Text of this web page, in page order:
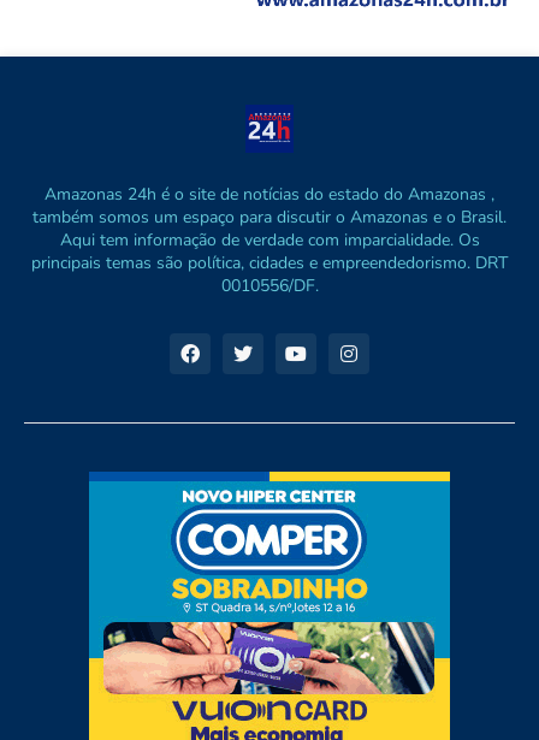
Amazonas 24h é o site de notícias do estado do Amazonas ,
também somos um espaço para discutir o Amazonas e o Brasil.
Aqui tem informação de verdade com imparcialidade. Os
principais temas são política, cidades e empreendedorismo. DRT
0010556/DF.